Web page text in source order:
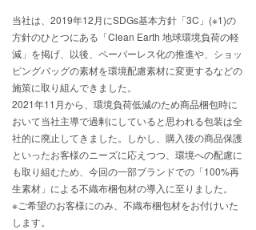
当社は、2019年12月にSDGs基本方針「3C」(※1)の
方針のひとつにある「Clean Earth 地球環境負荷の軽
減」を掲げ、以後、ペーパーレス化の推進や、ショッ
ピングバッグの素材を環境配慮素材に変更するなどの
施策に取り組んできました。
2021年11月から、環境負荷低減のため商品梱包時に
おいて当社主導で過剰にしていると思われる包装は全
社的に廃止してきました。しかし、購入後の商品保護
といったお客様のニーズに応えつつ、環境への配慮に
も取り組むため、今回の一部ブランドでの「100%再
生素材」による不織布梱包材の導入に至りました。
※ご希望のお客様にのみ、不織布梱包材をお付けいた
します。